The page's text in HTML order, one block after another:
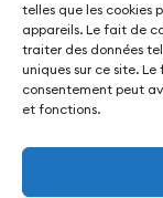
telles que les cookies
appareils. Le fait de
traiter des données
uniques sur ce site.
consentement peut
et fonctions.
Accessibilité -
Plan du site